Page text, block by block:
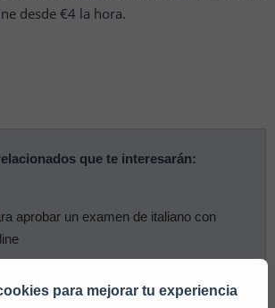
desde €4 la hora.
que te interesarán:
aprobar un examen de italiano con
de italiano online: el método perfecto
para mejorar tu experiencia